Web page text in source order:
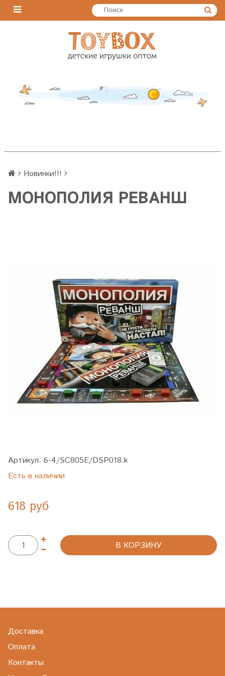
Новинки!!!
МОНОПОЛИЯ РЕВАНШ
Артикул: 6-4/SC805E/DSP018.k
Есть в наличии
618 руб
В КОРЗИНУ
Доставка
Оплата
Контакты